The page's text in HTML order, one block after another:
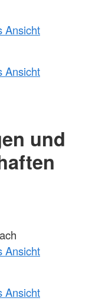
Ansicht
Ansicht
und
Ansicht
Ansicht